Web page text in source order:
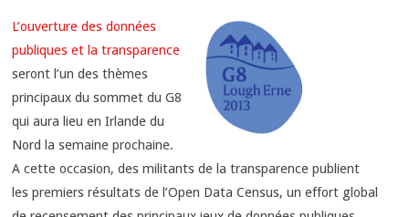
L’ouverture des données
publiques et la transparence
seront l’un des thèmes
principaux du sommet du G8
qui aura lieu en Irlande du
Nord la semaine prochaine.
A cette occasion, des militants de la transparence publient
les premiers résultats de l’Open Data Census, un effort global